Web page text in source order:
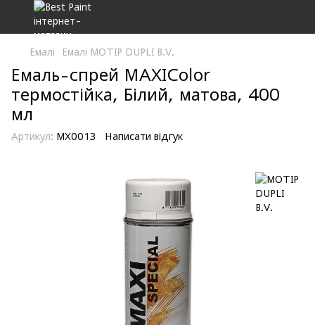
Емалі Емалі MOTIP DUPLI B.V.
Емаль-спрей MAXIColor
термостійка, Білий, матова, 400
мл
Артикул: MX0013 Написати відгук